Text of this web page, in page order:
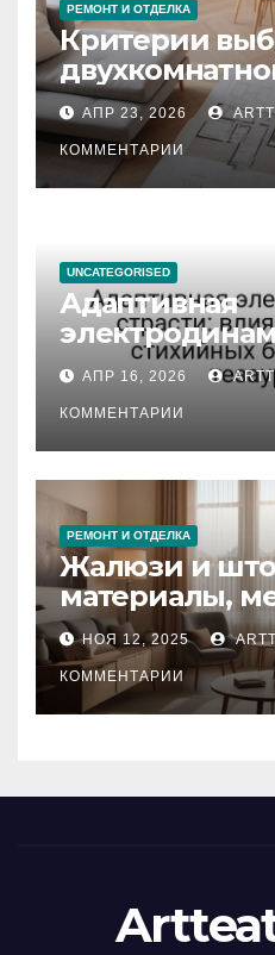
РЕМОНТ И ОТДЕЛКА
Критерии
планировка,
состояние и
АПР 23, 2026
КОММЕНТАРИИ
UNCATEGORISED
Адаптивная
влияние
стихийных
тезауруса
АПР 16, 2026
КОММЕНТАРИИ
РЕМОНТ И ОТДЕЛКА
Жалюзи и
материалы,
управления и
НОЯ 12, 2025
КОММЕНТАРИИ